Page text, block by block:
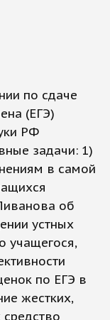
по сдаче
(ЕГЭ)
РФ
задачи: 1)
в самой
об
устных
учащегося,
по ЕГЭ в
жестких,